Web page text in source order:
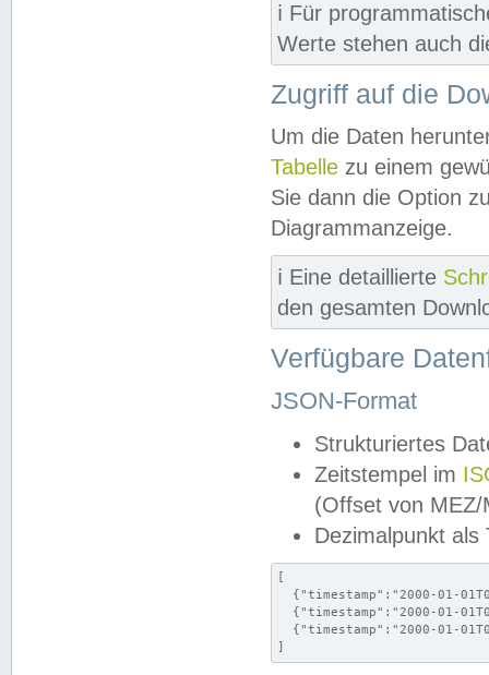
ℹ️ Für
Werte stehen auch
Zugriff auf die
Um die Daten
Tabelle zu einem
Sie dann die Option
Diagrammanzeige.
ℹ️ Eine detaillierte
den gesamten
Verfügbare
JSON-Format
Strukturiertes
Zeitstempel im
(Offset von MEZ/
Dezimalpunkt als
[
{"timestamp":"2000-01-
{"timestamp":"2000-01-
{"timestamp":"2000-01-
]